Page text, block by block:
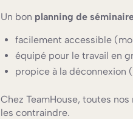
Un bon planning de
facilement accessible
équipé pour le travail en
propice à la déconnexion
Chez TeamHouse, toutes
les contraindre.